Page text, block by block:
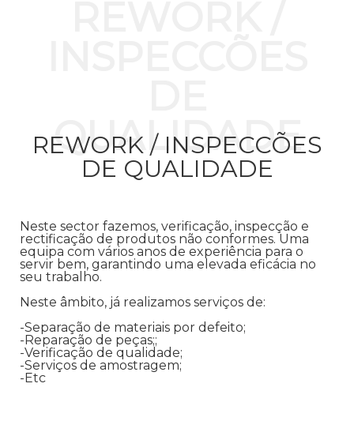
QUALIDADE
REWORK / INSPECCÕES
DE QUALIDADE
Neste sector fazemos, verificação, inspecção e
rectificação de produtos não conformes. Uma
equipa com vários anos de experiência para o
servir bem, garantindo uma elevada eficácia no
seu trabalho.
Neste âmbito, já realizamos serviços de:
-Separação de materiais por defeito;
-Reparação de peças;;
-Verificação de qualidade;
-Serviços de amostragem;
-Etc